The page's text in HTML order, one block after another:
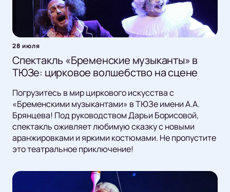
28 июля
Спектакль «Бременские музыканты» в
ТЮЗе: цирковое волшебство на сцене
Погрузитесь в мир циркового искусства с
«Бременскими музыкантами» в ТЮЗе имени А.А.
Брянцева! Под руководством Дарьи Борисовой,
спектакль оживляет любимую сказку с новыми
аранжировками и яркими костюмами. Не пропустите
это театральное приключение!